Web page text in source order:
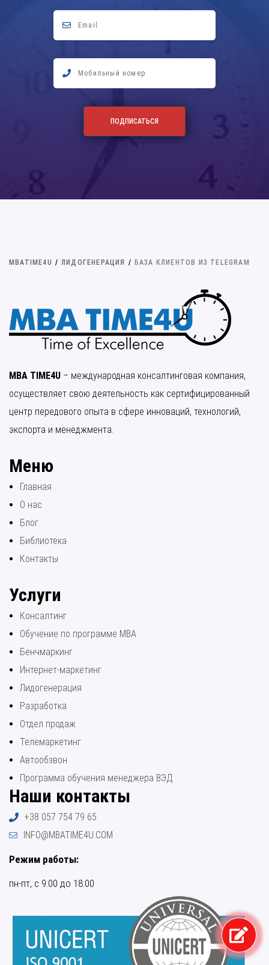
MBATIME4U / ЛИДОГЕНЕРАЦИЯ / БАЗА КЛИЕНТОВ ИЗ TELEGRAM
MBA TIME4U – международная консалтинговая компания,
осуществляет свою деятельность как сертифицированный
центр передового опыта в сфере инноваций, технологий,
экспорта и менеджмента.
Меню
Главная
О нас
Блог
Библиотека
Контакты
Услуги
Консалтинг
Обучение по программе МВА
Бенчмаркинг
Интернет-маркетинг
Лидогенерация
Разработка
Отдел продаж
Телемаркетинг
Автообзвон
Программа обучения менеджера ВЭД
Наши контакты
+38 057 754 79 65
INFO@MBATIME4U.COM
Режим работы:
пн-пт, с 9:00 до 18:00